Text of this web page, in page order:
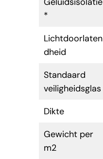
*
Lichtdoorlaten
dheid
Standaard
veiligheidsglas
Dikte
Gewicht per
m2